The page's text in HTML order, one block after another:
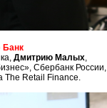
Дмитрию Малых,
Сбербанк России,
The Retail Finance.